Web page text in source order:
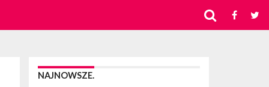
NAJNOWSZE.